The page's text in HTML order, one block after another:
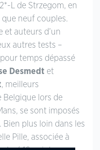
L de Strzegom, en
que neuf couples.
et auteurs d’un
autres tests –
temps dépassé
Desmedt et
, meilleurs
Belgique lors de
se sont imposés
plus loin dans les
Pille, associée à